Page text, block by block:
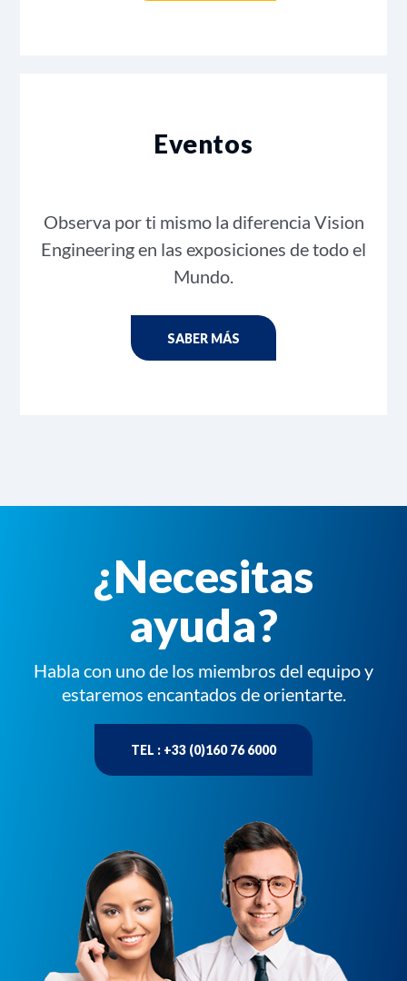
Eventos
Observa por ti mismo la diferencia Vision
Engineering en las exposiciones de todo el
Mundo.
SABER MÁS
¿Necesitas
ayuda?
Habla con uno de los miembros del equipo y
estaremos encantados de orientarte.
TEL : +33 (0)160 76 6000